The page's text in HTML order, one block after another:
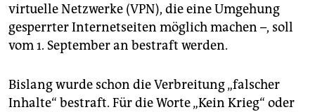
virtuelle Netzwerke (VPN), die eine Umgehung
gesperrter Internetseiten möglich machen –, soll
vom 1. September an bestraft werden.
Bislang wurde schon die Verbreitung „falscher
Inhalte“ bestraft. Für die Worte „Kein Krieg“ oder